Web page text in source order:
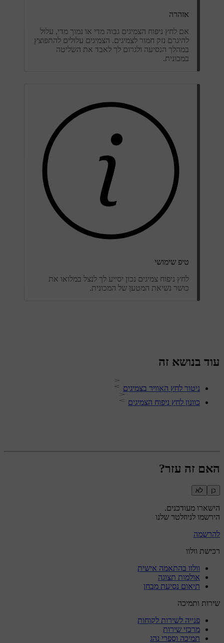
אזהרה
אם לחץ ניפוח הצמיגים גבוה מדי או נמוך מדי, עלול
להיגרם נזק חמור לצמיגים. הצמיגים עלולים להתפוצץ
במהלך הנסיעה ולגרום לך לאבד את השליטה
במכונית.
טיפ שימושי
לחץ ניפוח צמיגים נכון יסייע לך לנצל במלואו את
כושר נשיאת המטען של המכונית.
עוד בנושא זה
ניטור לחץ האוויר בצמיגים
כוונון לחץ ניפוח הצמיגים
האם זה עזר?
כן לא